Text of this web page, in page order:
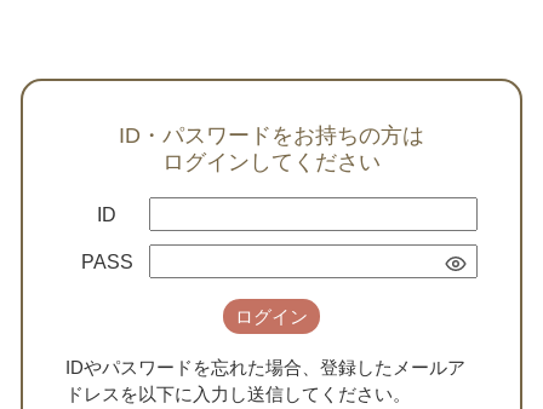
ID・パスワードをお持ちの方は
ログインしてください
ID
PASS
ログイン
IDやパスワードを忘れた場合、登録したメールア
ドレスを以下に入力し送信してください。